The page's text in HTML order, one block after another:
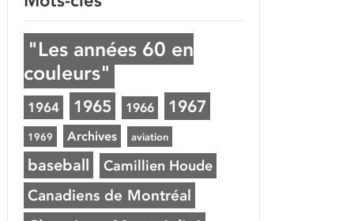
"Les années 60 en
couleurs"
1964 1965 1966 1967
1969 Archives aviation
baseball Camillien Houde
Canadiens de Montréal